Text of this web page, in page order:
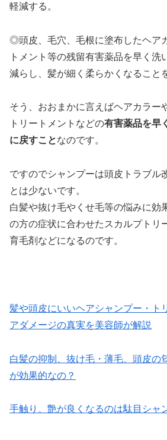
軽減する。
◎頭皮、毛穴、毛根に塗布したヘア
トメント等の残留有害薬品を早く洗
減らし、髪が細く柔らかくなること
そう、おおまかに言えばヘアカラー
トリートメントなどの有害薬品を早
に戻すことなのです。
ですのでシャンプーは頭皮トラブル
とは少ないです。
白髪や抜け毛やくせ毛等の悩みに効
の方の症状に合わせたスカルプトリ
育毛剤などになるのです。
髪や頭皮にいいヘアシャンプー・ト
アダメージの真実を美容師が解説
白髪の抑制、抜け毛・薄毛、頭皮の
が効果的なの？
手触り、艶が良くなるのは駄目シャ